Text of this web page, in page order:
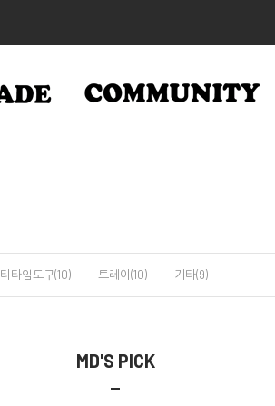
티타임도구(10) 트레이(10) 기타(9)
MD'S PICK